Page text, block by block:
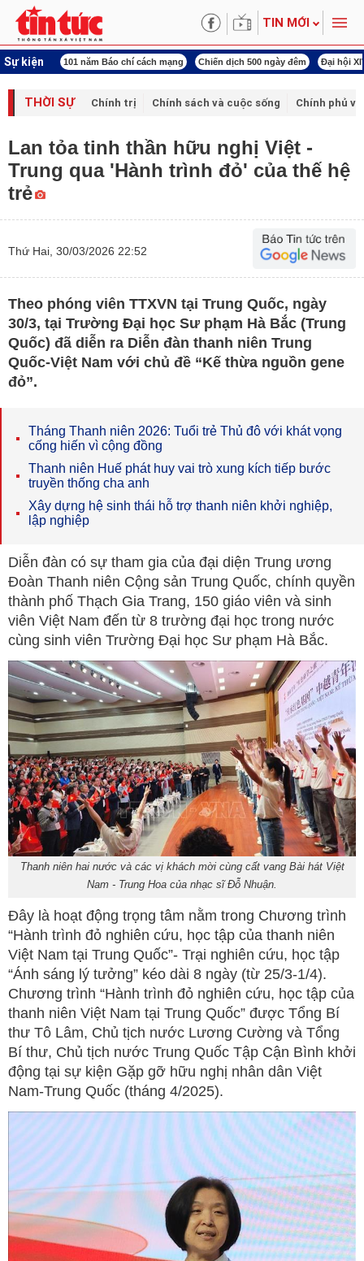
TIN MỚI
Sự kiện
mạng Chiến dịch 500 ngày đêm Đại hội XIV Công đoàn Việt Nam
THỜI SỰ Chính trị Chính sách và cuộc sống Chính phủ
Lan tỏa tinh thần hữu nghị Việt -
Trung qua 'Hành trình đỏ' của thế hệ
trẻ
Thứ Hai, 30/03/2026 22:52
Theo phóng viên TTXVN tại Trung Quốc, ngày
30/3, tại Trường Đại học Sư phạm Hà Bắc (Trung
Quốc) đã diễn ra Diễn đàn thanh niên Trung
Quốc-Việt Nam với chủ đề “Kế thừa nguồn gene
đỏ”.
Tháng Thanh niên 2026: Tuổi trẻ Thủ đô với khát vọng
cống hiến vì cộng đồng
Thanh niên Huế phát huy vai trò xung kích tiếp bước
truyền thống cha anh
Xây dựng hệ sinh thái hỗ trợ thanh niên khởi nghiệp,
lập nghiệp
Diễn đàn có sự tham gia của đại diện Trung ương
Đoàn Thanh niên Cộng sản Trung Quốc, chính quyền
thành phố Thạch Gia Trang, 150 giáo viên và sinh
viên Việt Nam đến từ 8 trường đại học trong nước
cùng sinh viên Trường Đại học Sư phạm Hà Bắc.
Thanh niên hai nước và các vị khách mời cùng cất vang Bài hát Việt
Nam - Trung Hoa của nhạc sĩ Đỗ Nhuận.
Đây là hoạt động trọng tâm nằm trong Chương trình
“Hành trình đỏ nghiên cứu, học tập của thanh niên
Việt Nam tại Trung Quốc”- Trại nghiên cứu, học tập
“Ánh sáng lý tưởng” kéo dài 8 ngày (từ 25/3-1/4).
Chương trình “Hành trình đỏ nghiên cứu, học tập của
thanh niên Việt Nam tại Trung Quốc” được Tổng Bí
thư Tô Lâm, Chủ tịch nước Lương Cường và Tổng
Bí thư, Chủ tịch nước Trung Quốc Tập Cận Bình khởi
động tại sự kiện Gặp gỡ hữu nghị nhân dân Việt
Nam-Trung Quốc (tháng 4/2025).